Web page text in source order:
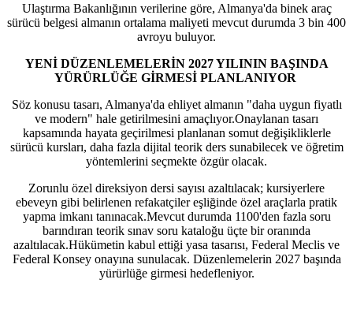
Ulaştırma Bakanlığının verilerine göre, Almanya'da binek araç
sürücü belgesi almanın ortalama maliyeti mevcut durumda 3 bin 400
avroyu buluyor.
YENİ DÜZENLEMELERİN 2027 YILININ BAŞINDA
YÜRÜRLÜĞE GİRMESİ PLANLANIYOR
Söz konusu tasarı, Almanya'da ehliyet almanın "daha uygun fiyatlı
ve modern" hale getirilmesini amaçlıyor.Onaylanan tasarı
kapsamında hayata geçirilmesi planlanan somut değişikliklerle
sürücü kursları, daha fazla dijital teorik ders sunabilecek ve öğretim
yöntemlerini seçmekte özgür olacak.
Zorunlu özel direksiyon dersi sayısı azaltılacak; kursiyerlere
ebeveyn gibi belirlenen refakatçiler eşliğinde özel araçlarla pratik
yapma imkanı tanınacak.Mevcut durumda 1100'den fazla soru
barındıran teorik sınav soru kataloğu üçte bir oranında
azaltılacak.Hükümetin kabul ettiği yasa tasarısı, Federal Meclis ve
Federal Konsey onayına sunulacak. Düzenlemelerin 2027 başında
yürürlüğe girmesi hedefleniyor.